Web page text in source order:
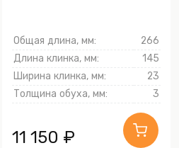
Общая длина, мм:
266
Длина клинка, мм:
145
Ширина клинка, мм:
23
Толщина обуха, мм:
3
11 150 ₽